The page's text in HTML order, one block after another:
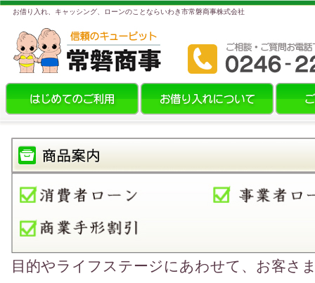
お借り入れ、キャッシング、ローンのことならいわき市常磐商事株式会社
目的やライフステージにあわせて、お客さ